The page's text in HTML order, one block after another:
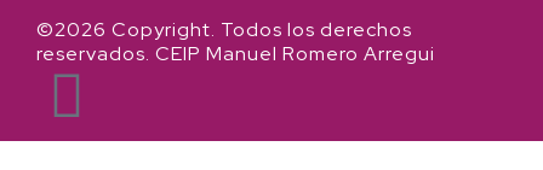
©2026 Copyright. Todos los derechos
reservados. CEIP Manuel Romero Arregui